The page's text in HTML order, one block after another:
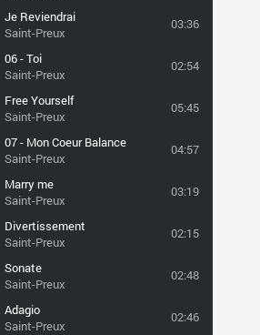
Je Reviendrai
Saint-Preux
03:36
06 - Toi
Saint-Preux
02:54
Free Yourself
Saint-Preux
05:45
07 - Mon Coeur Balance
Saint-Preux
04:57
Marry me
Saint-Preux
03:19
Divertissement
Saint-Preux
02:15
Sonate
Saint-Preux
02:48
Adagio
Saint-Preux
02:46